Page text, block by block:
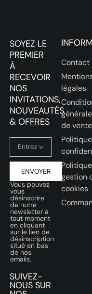
SOYEZ LE
PREMIER
À
RECEVOIR
NOS
INVITATIONS,
NOUVEAUTÉS
& OFFRES
ENVOYER
Vous pouvez
vous
désinscrire
de notre
newsletter à
tout moment
en cliquant
sur le lien de
désinscription
situé en bas
de nos
emails.
SUIVEZ-
NOUS SUR
Contact
légales
de vente
gestion
cookies